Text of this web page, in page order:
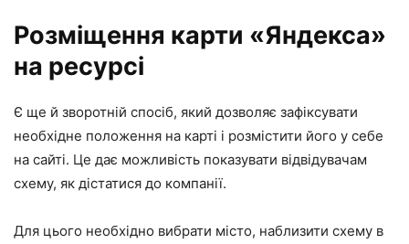
Розміщення карти «Яндекса»
на ресурсі
Є ще й зворотній спосіб, який дозволяє зафіксувати
необхідне положення на карті і розмістити його у себе
на сайті. Це дає можливість показувати відвідувачам
схему, як дістатися до компанії.
Для цього необхідно вибрати місто, наблизити схему в